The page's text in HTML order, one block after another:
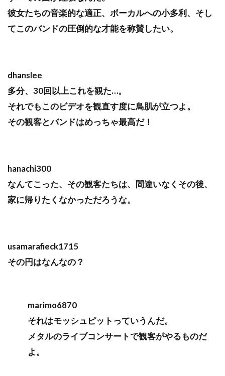
彼女たちの音楽的な適正、ボーカルへの小多利、そし
てこのバンドの圧倒的な才能を称賛したい。
dhanslee
多分、30回以上これを観た…。
それでもこのビデオを観直す度に鳥肌が立つよ。
その観客とバンドはめっちゃ最高だ！
hanachi300
なんてこった、その観客たちは、間違いなくその後、
家に帰りたくなかっただろうな。
usamarafieck1715
その円はなんなの？
marimo6870
それはモッシュピットっていうんだ。
メタルのライブコンサートで観客がやるものだ
よ。